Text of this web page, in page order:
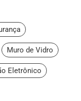
Muro de Vidro
Eletrônico